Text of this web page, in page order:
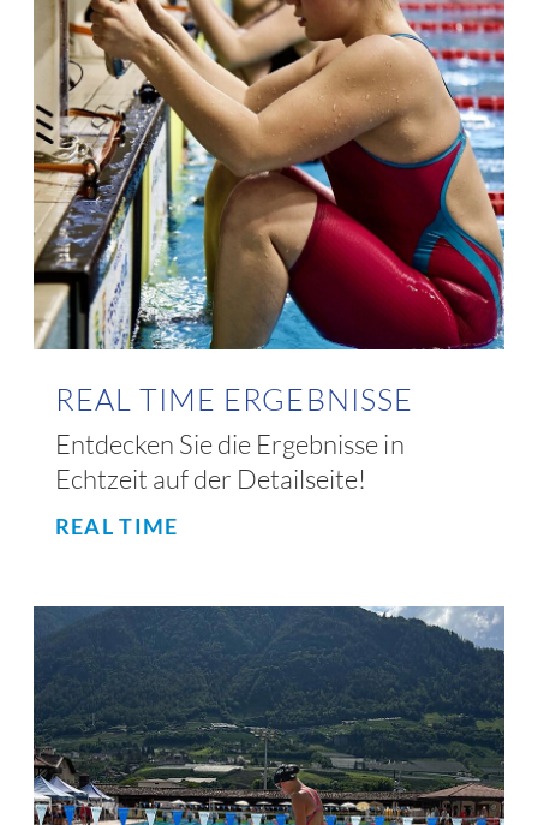
REAL TIME ERGEBNISSE
Entdecken Sie die Ergebnisse in
Echtzeit auf der Detailseite!
REAL TIME